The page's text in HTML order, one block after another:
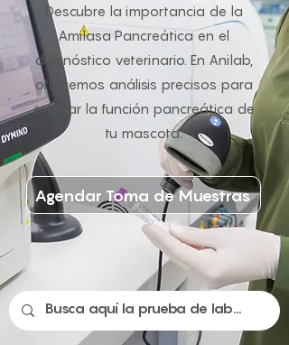
Descubre la importancia de la
Amilasa Pancreática en el
diagnóstico veterinario. En Anilab,
ofrecemos análisis precisos para
evaluar la función pancreática de
tu mascota.
Agendar Toma de Muestras